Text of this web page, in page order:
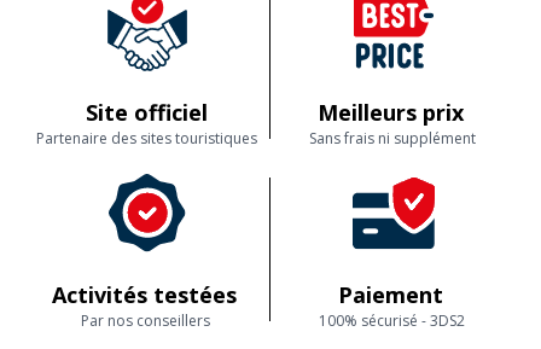
Site officiel
Partenaire des sites touristiques
Meilleurs prix
Sans frais ni supplément
Activités testées
Par nos conseillers
Paiement
100% sécurisé - 3DS2